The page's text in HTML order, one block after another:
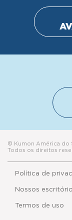
© Kumon América do
Todos os direitos
Política de
Termos de uso
Nossos